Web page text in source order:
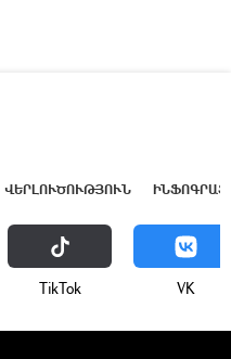
ՎԵՐԼՈՒԾՈՒԹՅՈՒՆ
ТikТоk VK